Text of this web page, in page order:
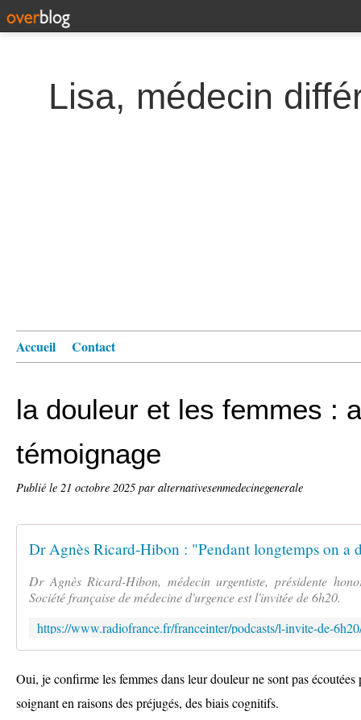
Lisa, médecin
Accueil Contact
la douleur et les femmes :
témoignage
Publié le 21 octobre 2025 par alternativesenmedecinegenerale
Dr Agnès Ricard-Hibon, médecin urgentiste, présidente
Société française de médecine d'urgence est l'invitée de 6h20.
Oui, je confirme les femmes dans leur douleur ne sont pas
soignant en raisons des préjugés, des biais cognitifs.